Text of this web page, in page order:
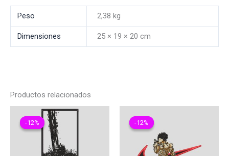
Peso 2,38 kg
Dimensiones 25 × 19 × 20 cm
Productos relacionados
-12%
-12% -12%
-12%